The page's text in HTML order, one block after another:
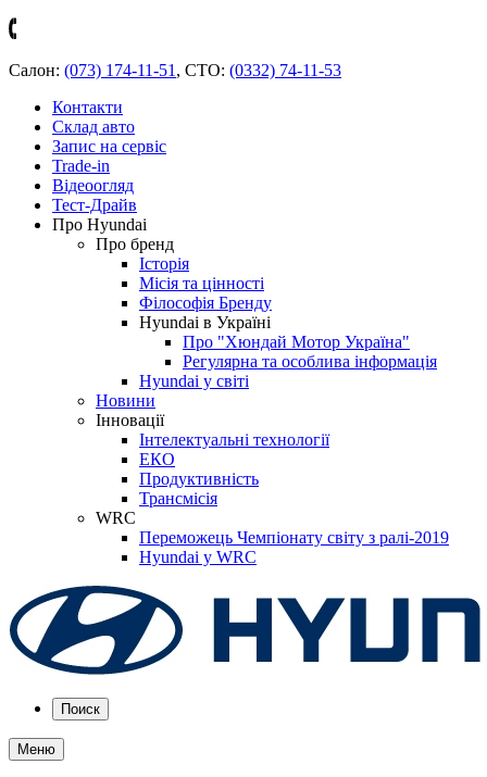
Салон: (073) 174-11-51 , СТО: (0332) 74-11-53
Контакти
Склад авто
Запис на сервіс
Trade-in
Відеоогляд
Тест-Драйв
Про Hyundai
Про бренд
Історія
Місія та цінності
Філософія Бренду
Hyundai в Україні
Про "Хюндай Мотор Україна"
Регулярна та особлива інформація
Hyundai у світі
Новини
Інновації
Інтелектуальні технології
ЕКО
Продуктивність
Трансмісія
WRC
Переможець Чемпіонату світу з ралі-2019
Hyundai у WRC
Поиск
Меню